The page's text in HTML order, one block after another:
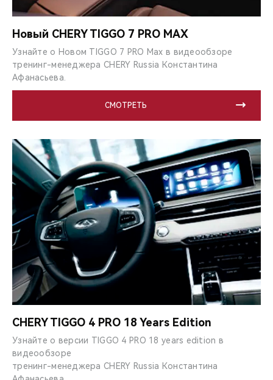
Новый CHERY TIGGO 7 PRO MAX
Узнайте о Новом TIGGO 7 PRO Max в видеообзоре
тренинг-менеджера CHERY Russia Константина
Афанасьева.
СМОТРЕТЬ
CHERY TIGGO 4 PRO 18 Years Edition
Узнайте о версии TIGGO 4 PRO 18 years edition в
видеообзоре
тренинг-менеджера CHERY Russia Константина